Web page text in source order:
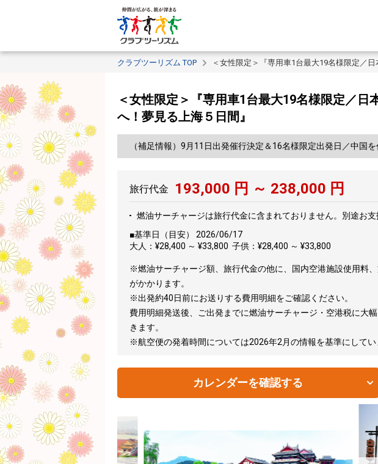
クラブツーリズム TOP ＜女性限定＞『専用車1台最大19名様限定／
＜女性限定＞『専用車1台最大19名様限定／日
へ！夢見る上海５日間』
（補足情報）9月11日出発催行決定＆16名様限定出発日／中国
旅行代金 193,000 円 ～ 238,000 円
燃油サーチャージは旅行代金に含まれておりません。別途お支
■基準日（目安） 2026/06/17
大人：¥28,400 ～ ¥33,800 子供：¥28,400 ～ ¥33,800
※燃油サーチャージ額、旅行代金の他に、国内空港施設使用料
がかかります。
※出発約40日前にお送りする費用明細をご確認ください。
費用明細発送後、ご出発までに燃油サーチャージ・空港税に大
きます。
※航空便の発着時間については2026年2月の情報を基準にしてい
カレンダーを確認する